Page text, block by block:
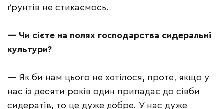
ґрунтів не стикаємось.
— Чи сієте на полях господарства сидеральні
культури?
— Як би нам цього не хотілося, проте, якщо у
нас із десяти років один припадає до сівби
сидератів, то це дуже добре. У нас дуже